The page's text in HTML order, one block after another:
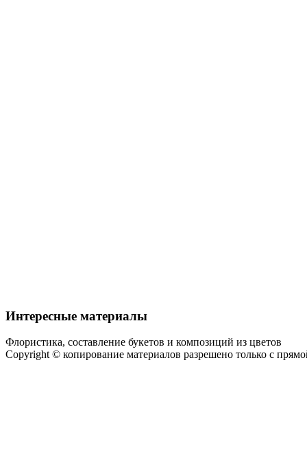
Интересные материалы
Флористика, составление букетов и композиций из цветов
Copyright © копирование материалов разрешено только с